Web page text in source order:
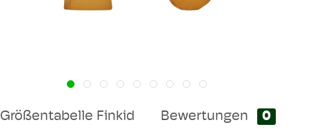
Größentabelle Finkid Bewertungen 0